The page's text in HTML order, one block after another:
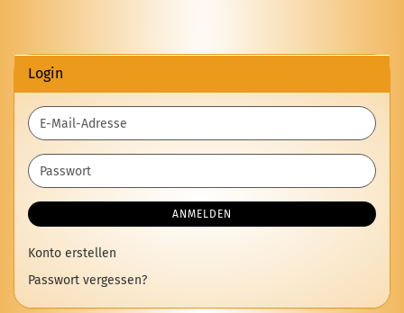
Login
E-
Mail-
Adresse
Passwort
ANMELDEN
Konto erstellen
Passwort vergessen?